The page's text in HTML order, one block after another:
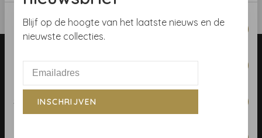
Consent
Selection
Necessary
Statistics
Blijf op de hoogte van het laatste nieuws en de
nieuwste collecties.
INSCHRIJVEN